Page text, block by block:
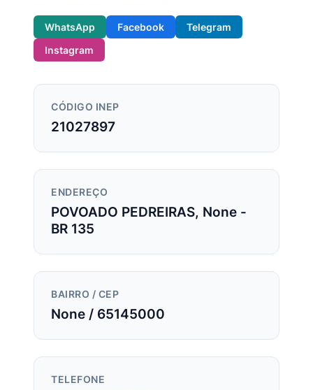
WhatsApp Facebook
Telegram
Instagram
CÓDIGO INEP
21027897
ENDEREÇO
POVOADO PEDREIRAS, None -
BR 135
BAIRRO / CEP
None / 65145000
TELEFONE